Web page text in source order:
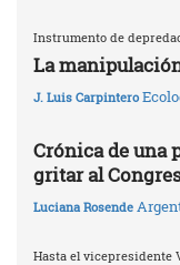
Instrumento de
La
J. Luis Carpintero
Crónica de una
gritar al
Luciana Rosende
Hasta el vicepresidente